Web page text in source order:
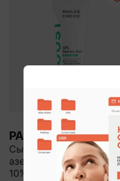
PAULA'S CHOICE
Сыворотка с
азелаиновой кислотой
10%